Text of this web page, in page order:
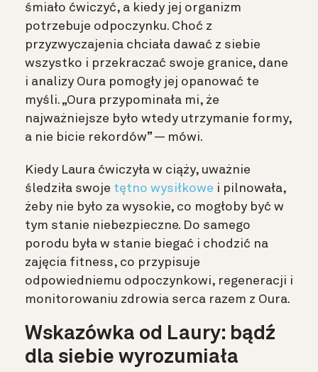
śmiało ćwiczyć, a kiedy jej organizm
potrzebuje odpoczynku. Choć z
przyzwyczajenia chciała dawać z siebie
wszystko i przekraczać swoje granice, dane
i analizy Oura pomogły jej opanować te
myśli. „Oura przypominała mi, że
najważniejsze było wtedy utrzymanie formy,
a nie bicie rekordów” — mówi.
Kiedy Laura ćwiczyła w ciąży, uważnie
śledziła swoje tętno wysiłkowe i pilnowała,
żeby nie było za wysokie, co mogłoby być w
tym stanie niebezpieczne. Do samego
porodu była w stanie biegać i chodzić na
zajęcia fitness, co przypisuje
odpowiedniemu odpoczynkowi, regeneracji i
monitorowaniu zdrowia serca razem z Oura.
Wskazówka od Laury: bądź
dla siebie wyrozumiała